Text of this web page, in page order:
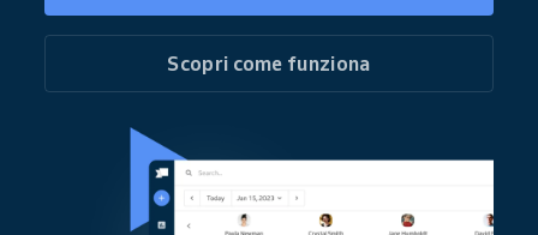
Scopri come funziona